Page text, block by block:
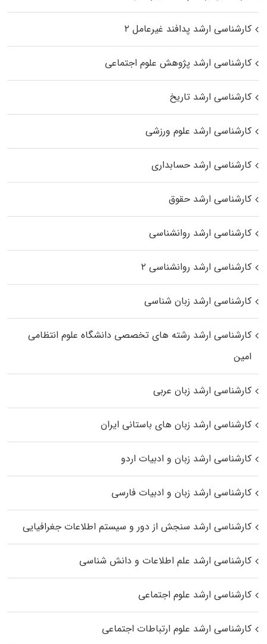
کارشناسی ارشد پدافند غیرعامل ۲
کارشناسی ارشد پژوهش علوم اجتماعی
کارشناسی ارشد تاریخ
کارشناسی ارشد علوم ورزشی
کارشناسی ارشد حسابداری
کارشناسی ارشد حقوق
کارشناسی ارشد روانشناسی
کارشناسی ارشد روانشناسی ۲
کارشناسی ارشد زبان شناسی
کارشناسی ارشد رﺷﺘﻪ ﻫﺎی تخصصی داﻧﺸﮕﺎه ﻋﻠﻮم انتظامی
اﻣﻴﻦ
کارشناسی ارشد زبان عربی
کارشناسی ارشد زبان‌ های باستانی ایران
کارشناسی ارشد زبان و ادبیات اردو
کارشناسی ارشد زبان و ادبیات فارسی
کارشناسی ارشد سنجش از دور و سیستم اطلاعات جغرافیایی
کارشناسی ارشد علم اطلاعات و دانش شناسی
کارشناسی ارشد علوم اجتماعی
کارشناسی ارشد علوم ارتباطات اجتماعی